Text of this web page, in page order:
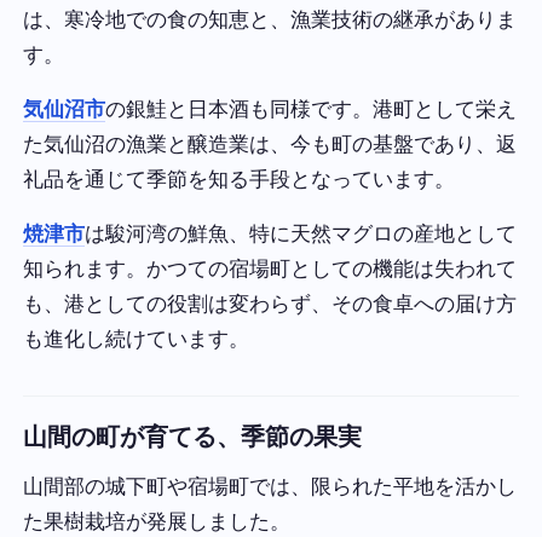
は、寒冷地での食の知恵と、漁業技術の継承がありま
す。
気仙沼市の銀鮭と日本酒も同様です。港町として栄え
た気仙沼の漁業と醸造業は、今も町の基盤であり、返
礼品を通じて季節を知る手段となっています。
焼津市は駿河湾の鮮魚、特に天然マグロの産地として
知られます。かつての宿場町としての機能は失われて
も、港としての役割は変わらず、その食卓への届け方
も進化し続けています。
山間の町が育てる、季節の果実
山間部の城下町や宿場町では、限られた平地を活かし
た果樹栽培が発展しました。